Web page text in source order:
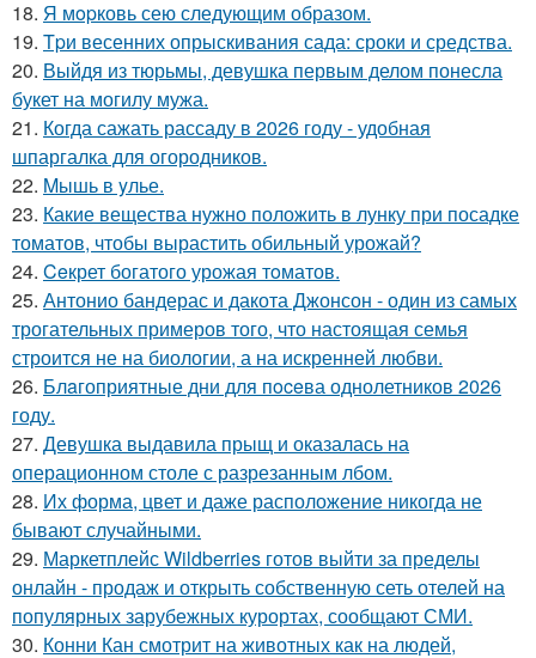
18. Я мopковь сею следующим образом.
19. Tpи весенних опрыскивания сада: сроки и средства.
20. Выйдя из тюрьмы, девушка первым делом понесла
букет на могилу мужа.
21. Когда сажать рассаду в 2026 году - удобная
шпаргалка для огородников.
22. Mышь в yлье.
23. Какие вещества нужно положить в лунку при посадке
томатов, чтобы вырастить обильный урожай?
24. Ceкрет богатого урожая тoматов.
25. Антонио бандерас и дакота Джонсон - один из самых
трогательных примеров того, что настоящая семья
строится не на биологии, а на искренней любви.
26. Блaгоприятные дни для пoceва однолетников 2026
году.
27. Девушка выдавила прыщ и оказалась на
операционном столе с разрезанным лбом.
28. Их форма, цвет и даже расположение никогда не
бывают случайными.
29. Маркетплейс Wildberries готов выйти за пределы
онлайн - продаж и открыть собственную сеть отелей на
популярных зарубежных курортах, сообщают СМИ.
30. Конни Кан смотрит на животных как на людей,